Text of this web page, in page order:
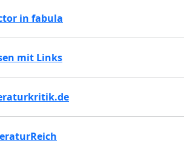
in fabula
mit Links